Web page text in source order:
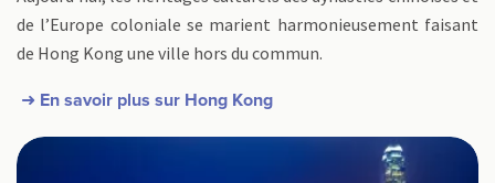
de l’Europe coloniale se marient harmonieusement faisant
de Hong Kong une ville hors du commun.
➜ En savoir plus sur Hong Kong